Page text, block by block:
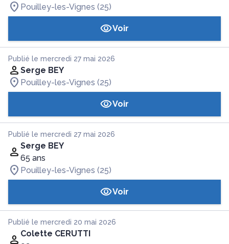
Pouilley-les-Vignes (25)
Voir
Publié le mercredi 27 mai 2026
Serge BEY
Pouilley-les-Vignes (25)
Voir
Publié le mercredi 27 mai 2026
Serge BEY
65 ans
Pouilley-les-Vignes (25)
Voir
Publié le mercredi 20 mai 2026
Colette CERUTTI